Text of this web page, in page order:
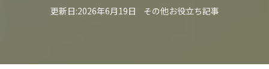
2026年6月19日 その他お役立ち記事